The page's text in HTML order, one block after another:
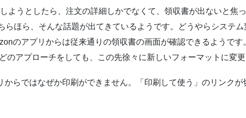
ようとしたら、注文の詳細しかでなくて、領収書が出ないと焦
らほら、そんな話題が出てきているようです。どうやらシステム
のアプリからは従来通りの領収書の画面が確認できるようです
のアプローチをしても、この先徐々に新しいフォーマットに変
からではなぜか印刷ができません。「印刷して使う」のリンク